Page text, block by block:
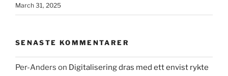
March 31, 2025
SENASTE KOMMENTARER
Per-Anders on Digitalisering dras med ett envist rykte